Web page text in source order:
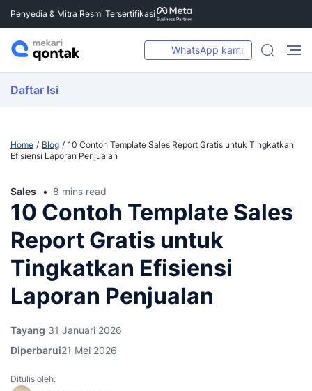
Penyedia & Mitra Resmi Tersertifikasi
WhatsApp kami
Daftar Isi
Home Blog
10 Contoh Template Sales Report Gratis untuk Tingkatkan
Efisiensi Laporan Penjualan
Sales 8 mins read
10 Contoh Template Sales
Report Gratis untuk
Tingkatkan Efisiensi
Laporan Penjualan
Tayang 31 Januari 2026
Diperbarui21 Mei 2026
Ditulis oleh: